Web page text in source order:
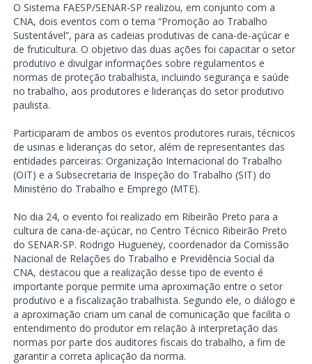
O Sistema FAESP/SENAR-SP realizou, em conjunto com a
CNA, dois eventos com o tema “Promoção ao Trabalho
Sustentável”, para as cadeias produtivas de cana-de-açúcar e
de fruticultura. O objetivo das duas ações foi capacitar o setor
produtivo e divulgar informações sobre regulamentos e
normas de proteção trabalhista, incluindo segurança e saúde
no trabalho, aos produtores e lideranças do setor produtivo
paulista.
Participaram de ambos os eventos produtores rurais, técnicos
de usinas e lideranças do setor, além de representantes das
entidades parceiras: Organização Internacional do Trabalho
(OIT) e a Subsecretaria de Inspeção do Trabalho (SIT) do
Ministério do Trabalho e Emprego (MTE).
No dia 24, o evento foi realizado em Ribeirão Preto para a
cultura de cana-de-açúcar, no Centro Técnico Ribeirão Preto
do SENAR-SP. Rodrigo Hugueney, coordenador da Comissão
Nacional de Relações do Trabalho e Previdência Social da
CNA, destacou que a realização desse tipo de evento é
importante porque permite uma aproximação entre o setor
produtivo e a fiscalização trabalhista. Segundo ele, o diálogo e
a aproximação criam um canal de comunicação que facilita o
entendimento do produtor em relação à interpretação das
normas por parte dos auditores fiscais do trabalho, a fim de
garantir a correta aplicação da norma.